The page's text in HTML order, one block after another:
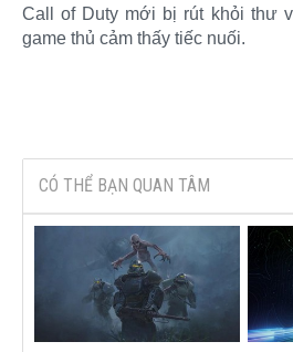
Call of Duty mới bị rút khỏi thư
game thủ cảm thấy tiếc nuối.​
CÓ THỂ BẠN QUAN TÂM